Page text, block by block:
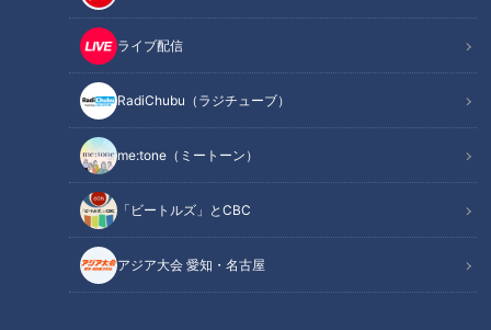
ライブ配信
RadiChubu（ラジチューブ）
me:tone（ミートーン）
「ビートルズ」とCBC
アジア大会 愛知・名古屋
ブーム到来!? 古くて新しい名古
屋めし「小倉トースト」～大竹
敏之の「シン・名古屋めし」